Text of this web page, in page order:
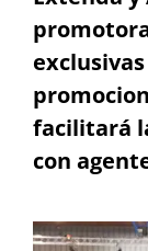
facilitará
con